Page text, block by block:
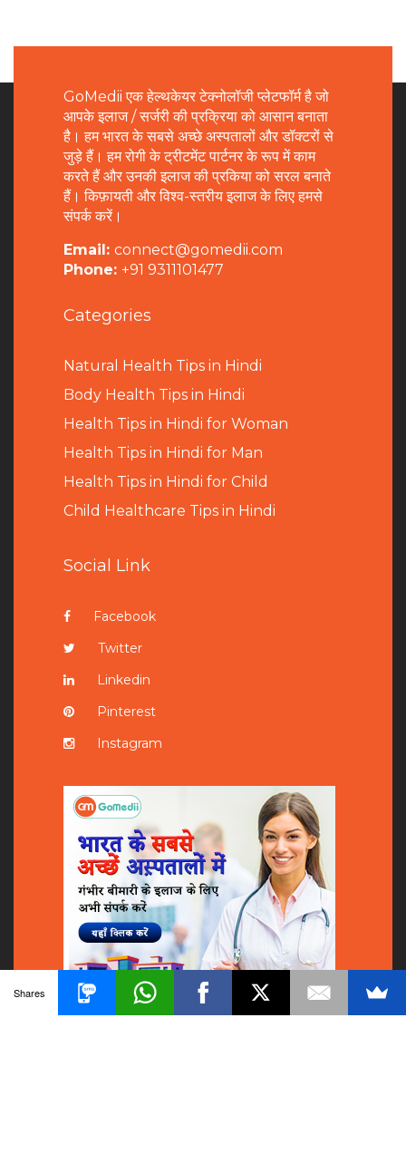
GoMedii एक हेल्थकेयर टेक्नोलॉजी प्लेटफॉर्म है जो
आपके इलाज / सर्जरी की प्रक्रिया को आसान बनाता
है। हम भारत के सबसे अच्छे अस्पतालों और डॉक्टरों से
जुड़े हैं। हम रोगी के ट्रीटमेंट पार्टनर के रूप में काम
करते हैं और उनकी इलाज की प्रकिया को सरल बनाते
हैं। किफ़ायती और विश्व-स्तरीय इलाज के लिए हमसे
संपर्क करें।
Email: connect@gomedii.com
Phone: +91 9311101477
Categories
Natural Health Tips in Hindi
Body Health Tips in Hindi
Health Tips in Hindi for Woman
Health Tips in Hindi for Man
Health Tips in Hindi for Child
Child Healthcare Tips in Hindi
Social Link
Facebook
Twitter
Linkedin
Pinterest
Instagram
Shares